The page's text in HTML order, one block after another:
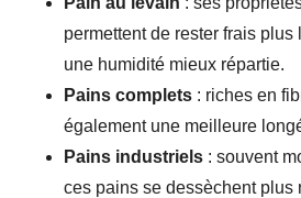
permettent de rester frais plus
une humidité mieux répartie.
Pains complets : riches en
également une meilleure
Pains industriels : souvent
ces pains se dessèchent plus